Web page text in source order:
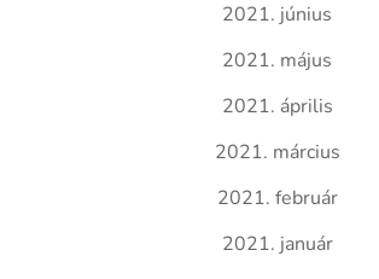
2021. június
2021. május
2021. április
2021. március
2021. február
2021. január